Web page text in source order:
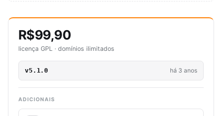
R$99,90
licença GPL · domínios ilimitados
v5.1.0 há 3 anos
ADICIONAIS